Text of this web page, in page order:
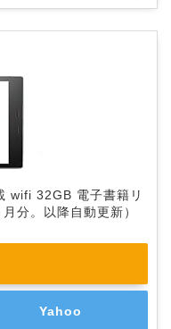
wifi 32GB 電子書籍リ
分。以降自動更新）
Yahoo